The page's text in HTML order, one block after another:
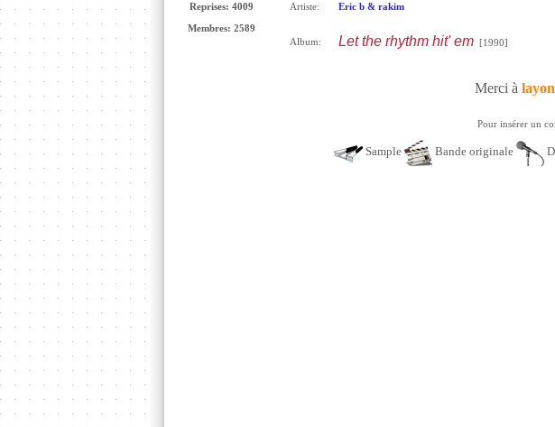
Reprises: 4009
Membres: 2589
Artiste: Eric b & rakim
Album: Let the rhythm hit' em[1990]
Merci à
Pour insérer un
Sample Bande originale